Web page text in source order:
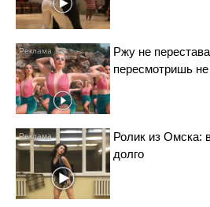
Ржу не
пересмотришь не
Ролик из Омска:
долго